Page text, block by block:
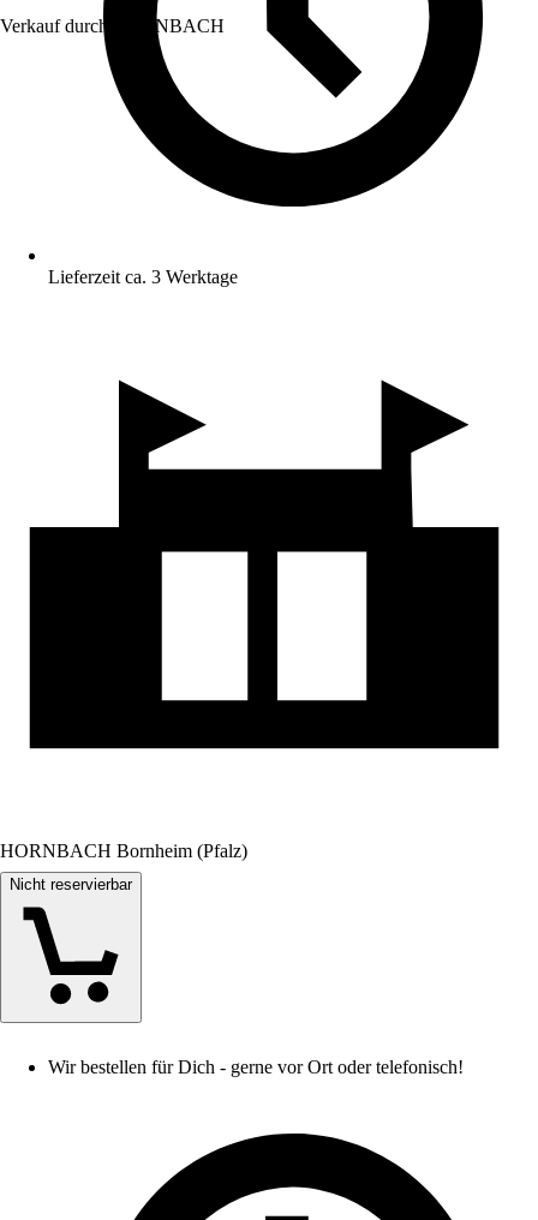
Verkauf durch: HORNBACH
Lieferzeit ca. 3 Werktage
HORNBACH Bornheim (Pfalz)
Nicht reservierbar
Wir bestellen für Dich - gerne vor Ort oder telefonisch!